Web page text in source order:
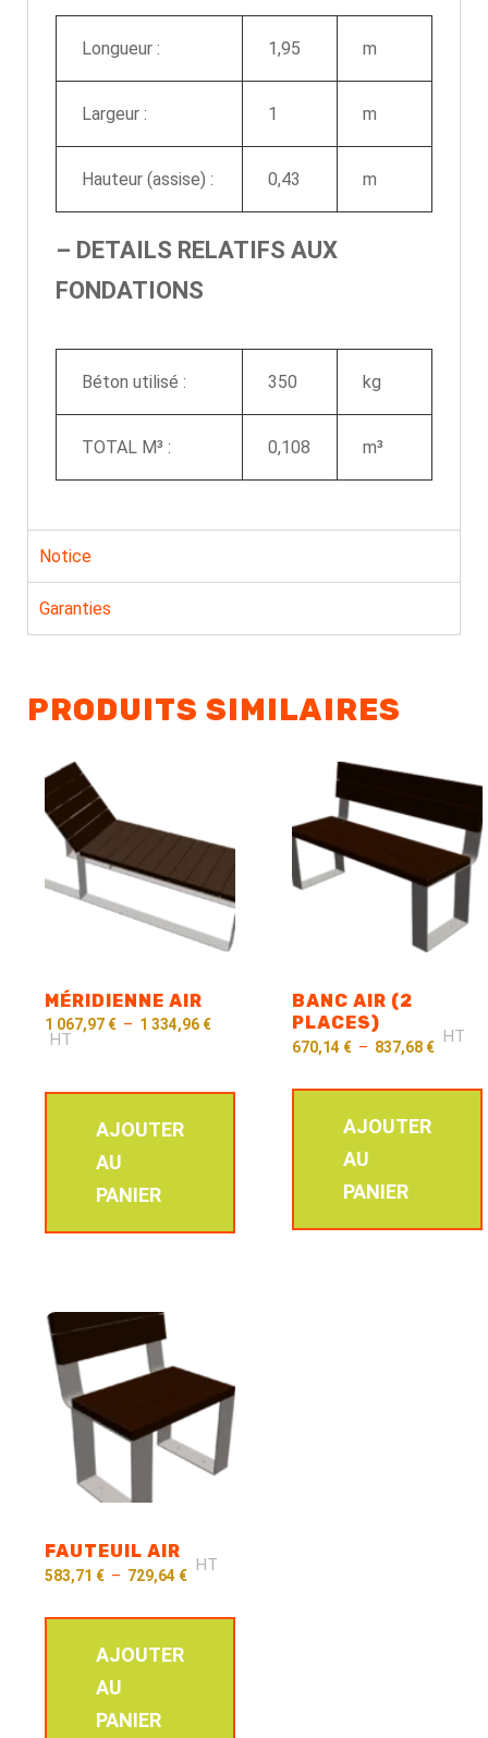
Longueur : 1,95 m
Largeur : 1 m
Hauteur (assise) : 0,43 m
– DETAILS RELATIFS AUX
FONDATIONS
Béton utilisé : 350 kg
TOTAL M³ : 0,108 m³
Notice
Garanties
PRODUITS SIMILAIRES
MÉRIDIENNE AIR
1 067,97 € – 1 334,96 €
HT
AJOUTER
AU
PANIER
BANC AIR (2
PLACES)
670,14 € – 837,68 €
HT
AJOUTER
AU
PANIER
FAUTEUIL AIR
583,71 € – 729,64 €
HT
AJOUTER
AU
PANIER